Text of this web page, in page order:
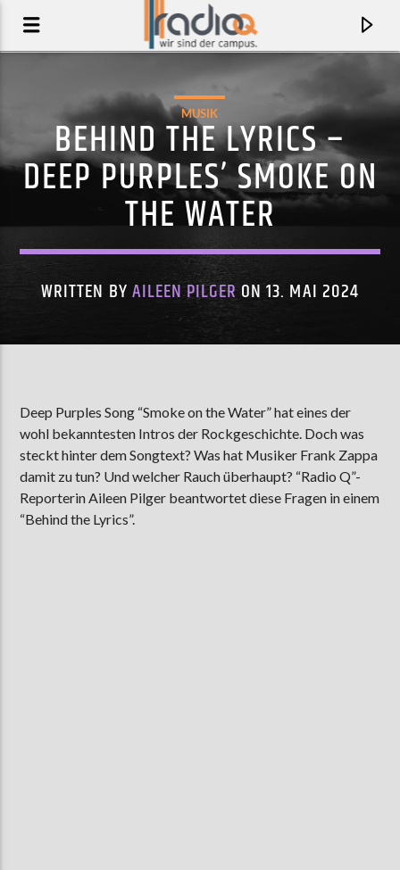
AKTUELLE SENDUNG
MOEBIUS
00:00 09:00
MUSIK
BEHIND THE LYRICS –
DEEP PURPLES’ SMOKE ON
THE WATER
WRITTEN BYAILEEN PILGER ON 13. MAI 2024
Deep Purples Song “Smoke on the Water” hat eines der
wohl bekanntesten Intros der Rockgeschichte. Doch was
steckt hinter dem Songtext? Was hat Musiker Frank Zappa
damit zu tun? Und welcher Rauch überhaupt? “Radio Q”-
Reporterin Aileen Pilger beantwortet diese Fragen in einem
“Behind the Lyrics”.